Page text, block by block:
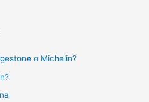
o Michelin?